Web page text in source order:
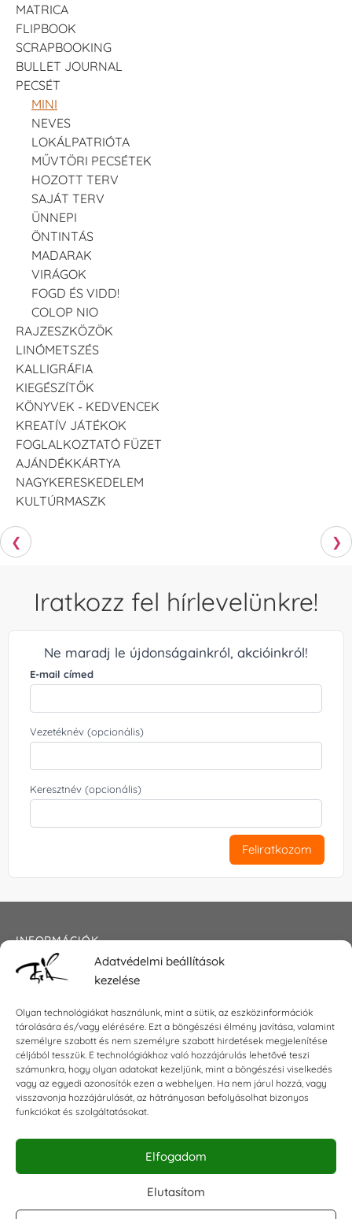
Adatvédelmi beállítások
kezelése
Olyan technológiákat használunk, mint a sütik, az eszközinformációk
tárolására és/vagy elérésére. Ezt a böngészési élmény javítása, valamint
személyre szabott és nem személyre szabott hirdetések megjelenítése
céljából tesszük. E technológiákhoz való hozzájárulás lehetővé teszi
számunkra, hogy olyan adatokat kezeljünk, mint a böngészési viselkedés
vagy az egyedi azonosítók ezen a webhelyen. Ha nem járul hozzá, vagy
visszavonja hozzájárulását, az hátrányosan befolyásolhat bizonyos
funkciókat és szolgáltatásokat.
Elfogadom
Elutasítom
MATRICA
FLIPBOOK
SCRAPBOOKING
BULLET JOURNAL
PECSÉT
MINI
NEVES
LOKÁLPATRIÓTA
MŰVTÖRI PECSÉTEK
HOZOTT TERV
SAJÁT TERV
ÜNNEPI
ÖNTINTÁS
MADARAK
VIRÁGOK
FOGD ÉS VIDD!
COLOP NIO
RAJZESZKÖZÖK
LINÓMETSZÉS
KALLIGRÁFIA
KIEGÉSZÍTŐK
KÖNYVEK - KEDVENCEK
KREATÍV JÁTÉKOK
FOGLALKOZTATÓ FÜZET
AJÁNDÉKKÁRTYA
NAGYKERESKEDELEM
KULTÚRMASZK
❮ ❯
Iratkozz fel hírlevelünkre!
Ne maradj le újdonságainkról, akcióinkról!
E-mail címed
Vezetéknév (opcionális)
Keresztnév (opcionális)
Feliratkozom
INFORMÁCIÓK
Általános szerződési feltételek
Impresszum
KAPCSOLAT
E-mail:shop@torokszilvi.com
Telefon: +36 30 6767872
KÖZÖSSÉGI